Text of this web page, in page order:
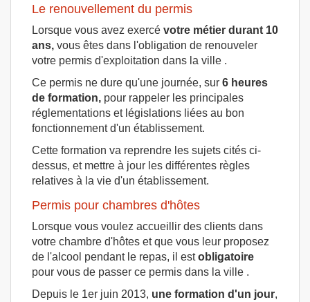
Le renouvellement du permis
Lorsque vous avez exercé votre métier durant 10
ans, vous êtes dans l'obligation de renouveler
votre permis d'exploitation dans la ville .
Ce permis ne dure qu'une journée, sur 6 heures
de formation, pour rappeler les principales
réglementations et législations liées au bon
fonctionnement d'un établissement.
Cette formation va reprendre les sujets cités ci-
dessus, et mettre à jour les différentes règles
relatives à la vie d'un établissement.
Permis pour chambres d'hôtes
Lorsque vous voulez accueillir des clients dans
votre chambre d'hôtes et que vous leur proposez
de l'alcool pendant le repas, il estobligatoire
pour vous de passer ce permis dans la ville .
Depuis le 1er juin 2013, une formation d'un jour,